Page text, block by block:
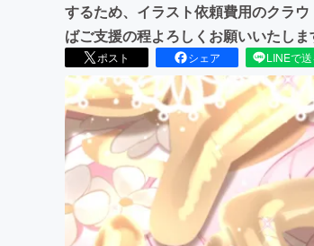
するため、イラスト依頼費用のクラ
ばご支援の程よろしくお願いいたしま
ポスト シェア LINEで